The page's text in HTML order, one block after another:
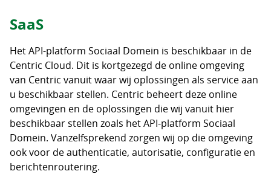
SaaS
Het API-platform Sociaal Domein is beschikbaar in de
Centric Cloud. Dit is kortgezegd de online omgeving
van Centric vanuit waar wij oplossingen als service aan
u beschikbaar stellen. Centric beheert deze online
omgevingen en de oplossingen die wij vanuit hier
beschikbaar stellen zoals het API-platform Sociaal
Domein. Vanzelfsprekend zorgen wij op die omgeving
ook voor de authenticatie, autorisatie, configuratie en
berichtenroutering.